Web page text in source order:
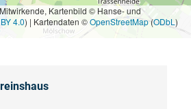
Kartenbild © Hanse- und
4.0) | Kartendaten ©OpenStreetMap(ODbL )